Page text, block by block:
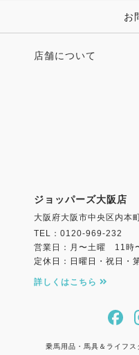
お
店舗について
ジョッパーズ大阪店
大阪府大阪市中央区内本
TEL：0120-969-232
営業日：月〜土曜 11時
定休日：日曜日・祝日・
詳しくはこちら
乗馬用品・馬具＆ライフ